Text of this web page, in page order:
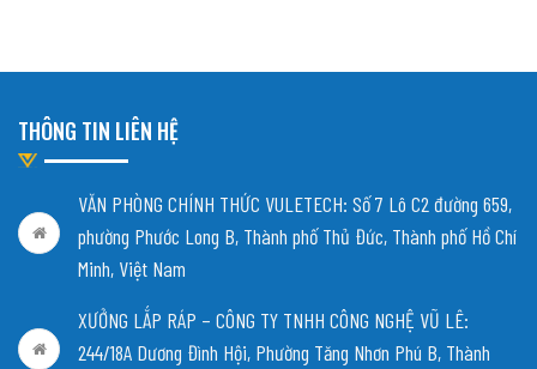
THÔNG TIN LIÊN HỆ
VĂN PHÒNG CHÍNH THỨC VULETECH: Số 7 Lô C2 đường 659,
phường Phước Long B, Thành phố Thủ Đức, Thành phố Hồ Chí
Minh, Việt Nam
XƯỞNG LẮP RÁP – CÔNG TY TNHH CÔNG NGHỆ VŨ LÊ:
244/18A Dương Đình Hội, Phường Tăng Nhơn Phú B, Thành